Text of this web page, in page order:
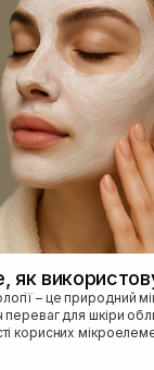
як
переваг для шкіри
корисних